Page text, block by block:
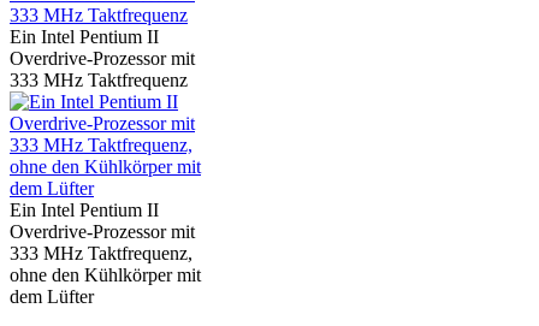
Ein Intel Pentium II
Overdrive-Prozessor mit
333 MHz Taktfrequenz
Ein Intel Pentium II
Overdrive-Prozessor mit
333 MHz Taktfrequenz,
ohne den Kühlkörper mit
dem Lüfter